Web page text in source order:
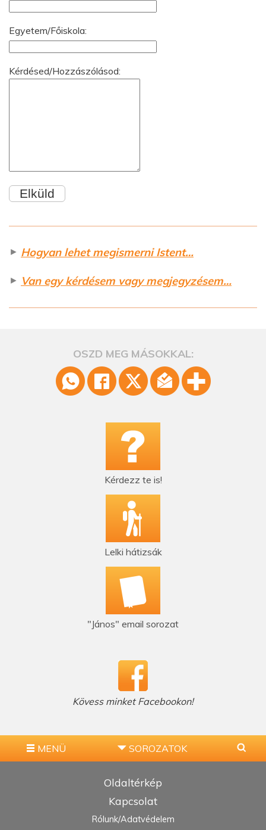
Egyetem/Főiskola:
Kérdésed/Hozzászólásod:
► Hogyan lehet megismerni Istent…
► Van egy kérdésem vagy megjegyzésem…
OSZD MEG MÁSOKKAL:
Kérdezz te is!
Lelki hátizsák
"János" email sorozat
Kövess minket Facebookon!
MENÜ SOROZATOK
Oldaltérkép
Kapcsolat
Rólunk/Adatvédelem